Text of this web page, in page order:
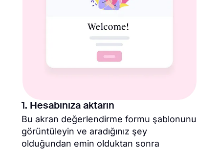
1. Hesabınıza aktarın
Bu akran değerlendirme formu şablonunu
görüntüleyin ve aradığınız şey
olduğundan emin olduktan sonra